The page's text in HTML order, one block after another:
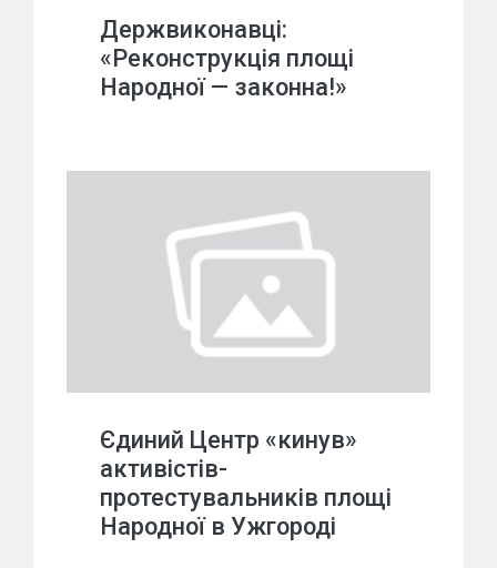
Держвиконавці:
«Реконструкція площі
Народної — законна!»
Єдиний Центр «кинув»
активістів-
протестувальників площі
Народної в Ужгороді